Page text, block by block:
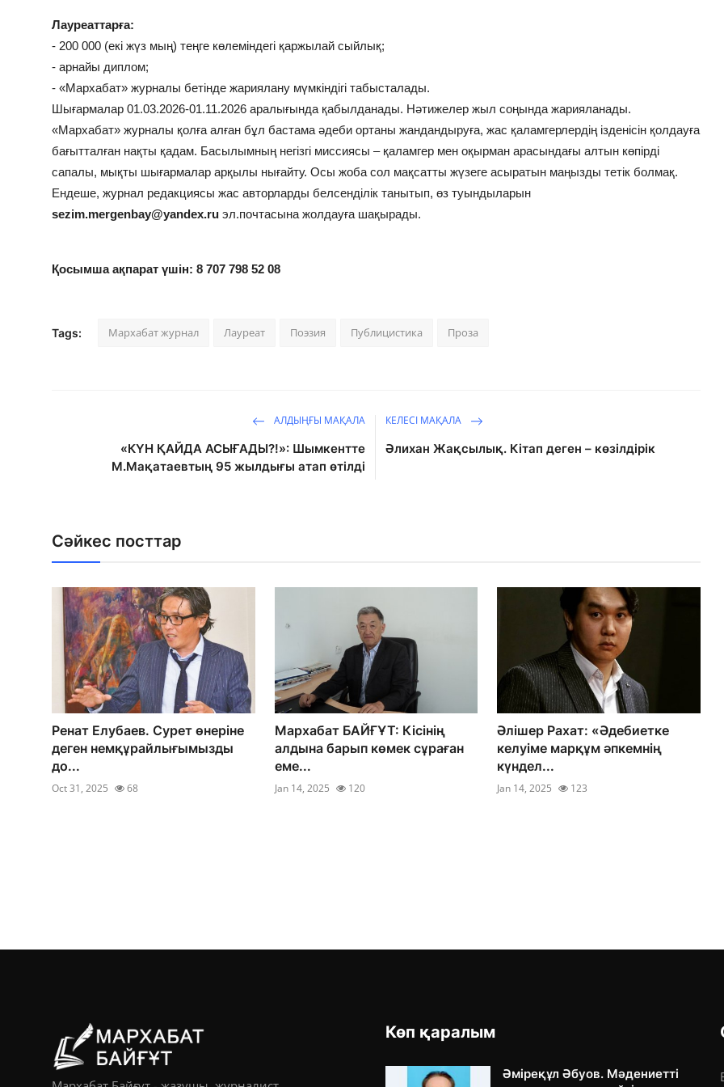
Лауреаттарға:
- 200 000 (екі жүз мың) теңге көлеміндегі қаржылай сыйлық;
- арнайы диплом;
- «Мархабат» журналы бетінде жариялану мүмкіндігі табысталады.
Шығармалар 01.03.2026-01.11.2026 аралығында қабылданады. Нәтижелер жыл соңында жарияланады.
«Мархабат» журналы қолға алған бұл бастама әдеби ортаны жандандыруға, жас қаламгерлердің ізденісін қолдауға
бағытталған нақты қадам. Басылымның негізгі миссиясы – қаламгер мен оқырман арасындағы алтын көпірді
сапалы, мықты шығармалар арқылы нығайту. Осы жоба сол мақсатты жүзеге асыратын маңызды тетік болмақ.
Ендеше, журнал редакциясы жас авторларды белсенділік танытып, өз туындыларын
sezim.mergenbay@yandex.ru эл.почтасына жолдауға шақырады.
Қосымша ақпарат үшін: 8 707 798 52 08
Tags: Мархабат журнал Лауреат Поэзия Публицистика Проза
АЛДЫҢҒЫ МАҚАЛА
«КҮН ҚАЙДА АСЫҒАДЫ?!»: Шымкентте
М.Мақатаевтың 95 жылдығы атап өтілді
КЕЛЕСІ МАҚАЛА
Әлихан Жақсылық. Кітап деген – көзілдірік
Сәйкес посттар
Ренат Елубаев. Сурет өнеріне
деген немқұрайлығымызды
до...
Oct 31, 2025 68
Мархабат БАЙҒҰТ: Кісінің
алдына барып көмек сұраған
еме...
Jan 14, 2025 120
Әлішер Рахат: «Әдебиетке
келуіме марқұм әпкемнің
күндел...
Jan 14, 2025 123
Көп қаралым
Әміреқұл Әбуов. Мәдениетті